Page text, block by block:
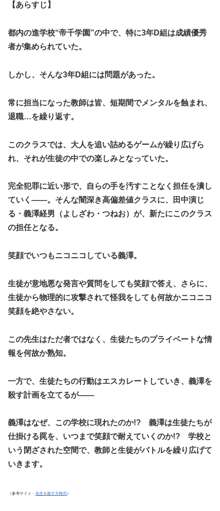
【あらすじ】
都内の進学校“帝千学園”の中で、特に3年D組は成績優秀
者が集められていた。
しかし、そんな3年D組には問題があった。
常に担当になった教師は皆、短期間でメンタルを蝕まれ、
退職…を繰り返す。
このクラスでは、大人を追い詰めるゲームが繰り広げら
れ、それが生徒の中での楽しみとなっていた。
完全犯罪に近い形で、自らの手を汚すことなく担任を潰し
ていく――。そんな闇深き高偏差値クラスに、田中演じ
る・義澤経男（よしざわ・つねお）が、新たにこのクラス
の担任となる。
笑顔でいつもニコニコしている義澤。
生徒が意地悪な発言や質問をしても笑顔で答え、さらに、
生徒から物理的に攻撃されて怪我をしても何故かニコニコ
笑顔を絶やさない。
この先生はただ者ではなく、生徒たちのプライベートな情
報を何故か熟知。
一方で、生徒たちの行動はエスカレートしていき、義澤を
殺す計画を立てるが――
義澤はなぜ、この学校に現れたのか!? 義澤は生徒たちが
仕掛ける罠を、いつまで笑顔で耐えていくのか!? 学校と
いう閉ざされた空間で、教師と生徒がバトルを繰り広げて
いきます。
（参考サイト： 先生を殺す方程式）